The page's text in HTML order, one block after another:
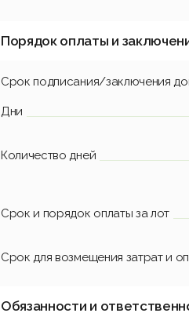
Порядок оплаты и
Срок подписания/заключения
Дни
Количество дней
Срок и порядок оплаты за лот
Срок для возмещения затрат и
Обязанности и